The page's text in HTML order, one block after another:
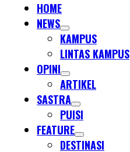
HOME
NEWS
KAMPUS
LINTAS KAMPUS
OPINI
ARTIKEL
SASTRA
PUISI
FEATURE
DESTINASI